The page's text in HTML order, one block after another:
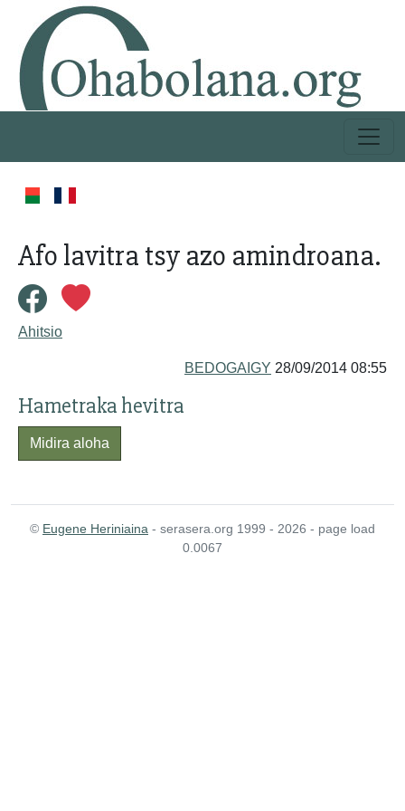
Afo lavitra tsy azo amindroana.
Ahitsio
BEDOGAIGY 28/09/2014 08:55
Hametraka hevitra
Midira aloha
© Eugene Heriniaina - serasera.org 1999 - 2026 - page load
0.0067